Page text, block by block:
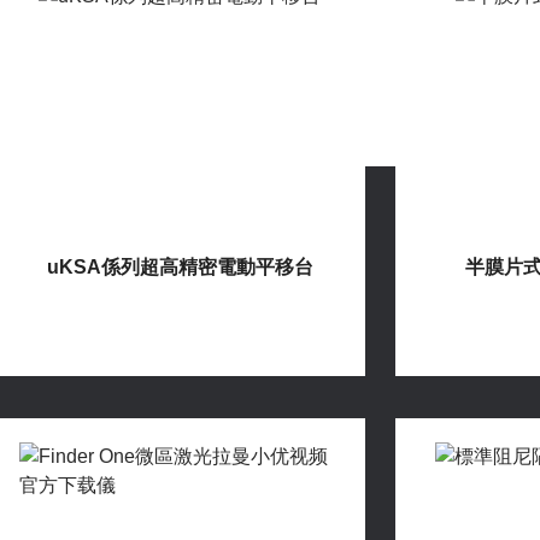
uKSA係列超高精密電動平移台 半膜片